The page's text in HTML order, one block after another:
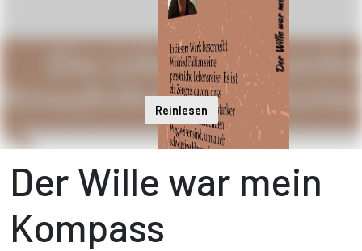
Reinlesen
Der Wille war mein
Kompass